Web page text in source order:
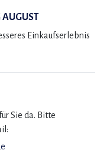
AUGUST
Einkaufserlebnis
Sie da. Bitte